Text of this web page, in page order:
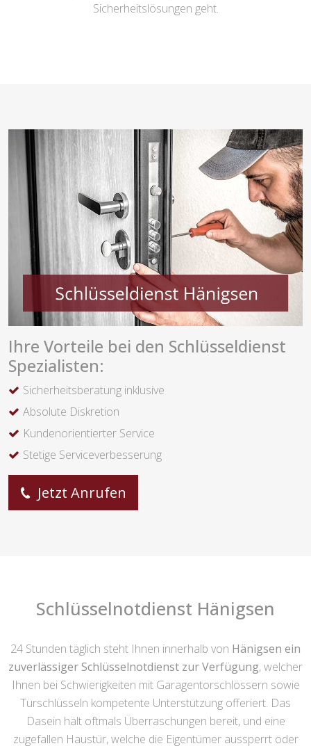
Sicherheitslösungen geht.
Ihre Vorteile bei den Schlüsseldienst
Spezialisten:
Sicherheitsberatung inklusive
Absolute Diskretion
Kundenorientierter Service
Stetige Serviceverbesserung
Jetzt Anrufen
Schlüsselnotdienst Hänigsen
24 Stunden täglich steht Ihnen innerhalb von Hänigsen ein
zuverlässiger Schlüsselnotdienst zur Verfügung, welcher
Ihnen bei Schwierigkeiten mit Garagentorschlössern sowie
Türschlüsseln kompetente Unterstützung offeriert. Das
Dasein hält oftmals Überraschungen bereit, und eine
zugefallen Haustür, welche die Eigentümer aussperrt oder